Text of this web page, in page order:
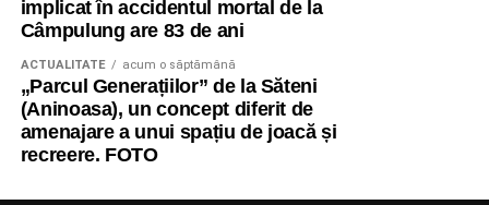
implicat în accidentul mortal de la
Câmpulung are 83 de ani
ACTUALITATE acum o săptămână
„Parcul Generațiilor” de la Săteni
(Aninoasa), un concept diferit de
amenajare a unui spațiu de joacă și
recreere. FOTO